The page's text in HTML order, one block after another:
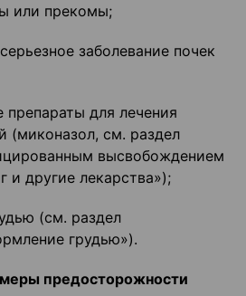
или прекомы;
заболевание почек
для лечения
(миконазол, см. раздел
высвобождением
другие лекарства»);
(см. раздел
грудью»).
предосторожности